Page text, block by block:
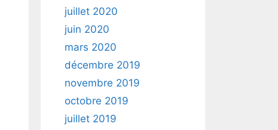
juillet 2020
juin 2020
mars 2020
décembre 2019
novembre 2019
octobre 2019
juillet 2019